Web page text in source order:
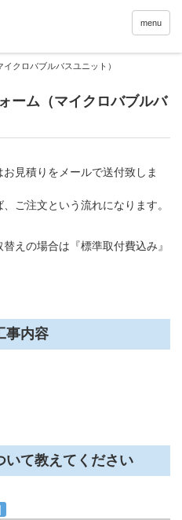
menu
クロバブルバスユニット）
ーム（マイクロバブルバ
見積りをメールで送付致しま
ご注文という流れになります。
えの場合は『標準取付費込み』
事内容
いて教えてください